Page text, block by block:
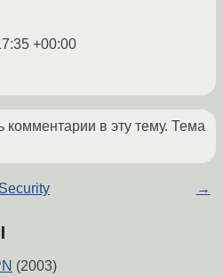
+00:00
в эту тему. Тема
Security →
(2003)